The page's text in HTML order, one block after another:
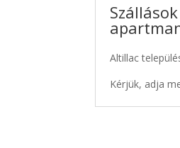
Altillac
Kérjük, adja